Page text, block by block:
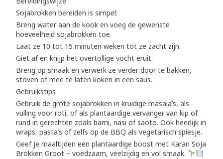
Sojabrokken bereiden is simpel:
Breng water aan de kook en voeg de gewenste
hoeveelheid sojabrokken toe.
Laat ze 10 tot 15 minuten weken tot ze zacht zijn.
Giet af en knijp het overtollige vocht eruit.
Breng op smaak en verwerk ze verder door te bakken,
stoven of mee te laten koken in een saus.
Gebruikstips
Gebruik de grote sojabrokken in kruidige masala’s, als
vulling voor roti, of als plantaardige vervanger van kip of
rund in gerechten zoals bami, nasi of saoto. Ook heerlijk in
wraps, pasta’s of zelfs op de BBQ als vegetarisch spiesje.
Geef je maaltijden een plantaardige boost met Karan Soja
Brokken Groot – voedzaam, veelzijdig en vol smaak.